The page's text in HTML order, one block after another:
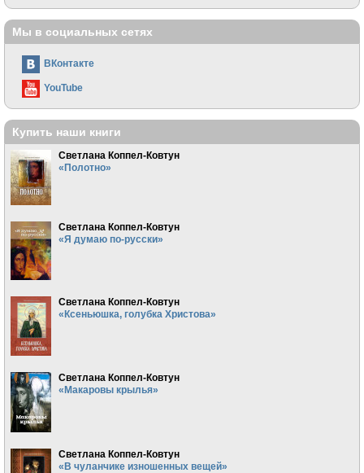
Мы в социальных сетях
ВКонтакте
YouTube
Купить наши книги
Светлана Коппел-Ковтун
«Полотно»
Светлана Коппел-Ковтун
«Я думаю по-русски»
Светлана Коппел-Ковтун
«Ксеньюшка, голубка Христова»
Светлана Коппел-Ковтун
«Макаровы крылья»
Светлана Коппел-Ковтун
«В чуланчике изношенных вещей»